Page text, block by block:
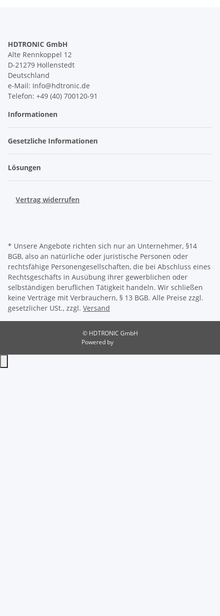
HDTRONIC GmbH
Alte Rennkoppel 12
D-21279 Hollenstedt
Deutschland
e-Mail: Info@hdtronic.de
Telefon: +49 (40) 700120-91
Informationen
Gesetzliche Informationen
Lösungen
Vertrag widerrufen
* Unsere Angebote richten sich nur an Unternehmer, §14
BGB, also an natürliche oder juristische Personen oder
rechtsfähige Personengesellschaften, die bei Abschluss eines
Rechtsgeschäfts in Ausübung ihrer gewerblichen oder
selbständigen beruflichen Tätigkeit handeln. Wir schließen
keine Verträge mit Verbrauchern, § 13 BGB. Alle Preise zzgl.
gesetzlicher USt., zzgl. Versand
© HDTRONIC GmbH
Powered by